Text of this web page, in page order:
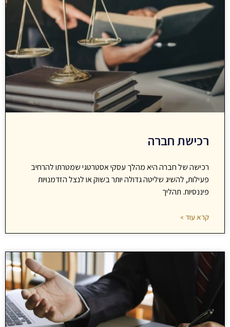
רכישת חברה
רכישה של חברה היא מהלך עסקי אסטרטגי שמטרתו להרחיב
פעילות, להשיג שליטה גדולה יותר בשוק או לנצל הזדמנויות
פיננסיות. תהליך
קרא עוד »